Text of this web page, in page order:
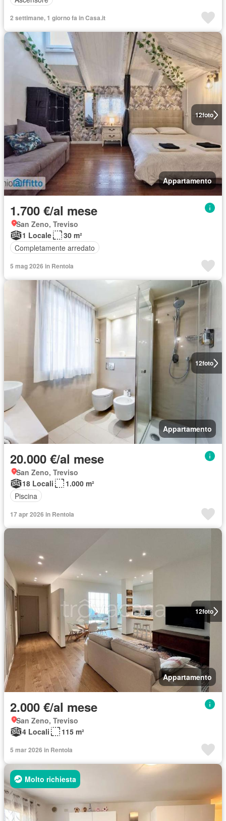
2 settimane, 1 giorno fa in Casa.it
12foto
Appartamento
1.700 €/al mese
San Zeno, Treviso
1 Locale
30 m²
Completamente arredato
5 mag 2026 in Rentola
12foto
Appartamento
20.000 €/al mese
San Zeno, Treviso
18 Locali
1.000 m²
Piscina
17 apr 2026 in Rentola
12foto
Appartamento
2.000 €/al mese
San Zeno, Treviso
4 Locali
115 m²
5 mar 2026 in Rentola
Molto richiesta